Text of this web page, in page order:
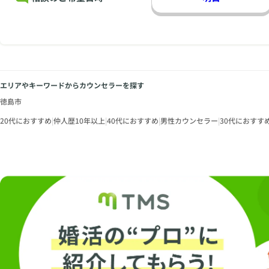
エリアやキーワードからカウンセラーを探す
徳島市
20代におすすめ|仲人歴10年以上|40代におすすめ|男性カウンセラー|30代におすす